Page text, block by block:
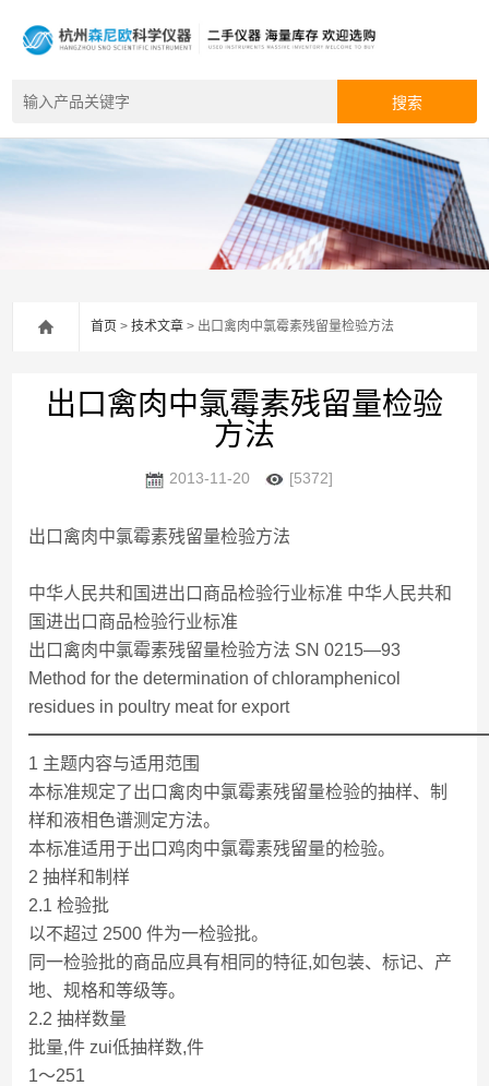
首页 >技术文章 > 出口禽肉中氯霉素残留量检验方法
出口禽肉中氯霉素残留量检验
方法
2013-11-20 [5372]
出口禽肉中氯霉素残留量检验方法
中华人民共和国进出口商品检验行业标准 中华人民共和
国进出口商品检验行业标准
出口禽肉中氯霉素残留量检验方法 SN 0215—93
Method for the determination of chloramphenicol
residues in poultry meat for export
1 主题内容与适用范围
本标准规定了出口禽肉中氯霉素残留量检验的抽样、制
样和液相色谱测定方法。
本标准适用于出口鸡肉中氯霉素残留量的检验。
2 抽样和制样
2.1 检验批
以不超过 2500 件为一检验批。
同一检验批的商品应具有相同的特征,如包装、标记、产
地、规格和等级等。
2.2 抽样数量
批量,件 zui低抽样数,件
1～251